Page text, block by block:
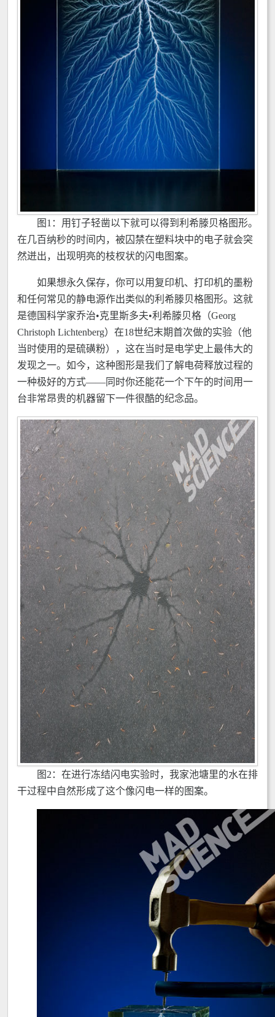
图1：用钉子轻凿以下就可以得到利希滕贝格图形。
在几百纳秒的时间内，被囚禁在塑料块中的电子就会突
然迸出，出现明亮的枝杈状的闪电图案。
如果想永久保存，你可以用复印机、打印机的墨粉
和任何常见的静电源作出类似的利希滕贝格图形。这就
是德国科学家乔治•克里斯多夫•利希滕贝格（Georg
Christoph Lichtenberg）在18世纪末期首次做的实验（他
当时使用的是硫磺粉），这在当时是电学史上最伟大的
发现之一。如今，这种图形是我们了解电荷释放过程的
一种极好的方式——同时你还能花一个下午的时间用一
台非常昂贵的机器留下一件很酷的纪念品。
图2：在进行冻结闪电实验时，我家池塘里的水在排
干过程中自然形成了这个像闪电一样的图案。